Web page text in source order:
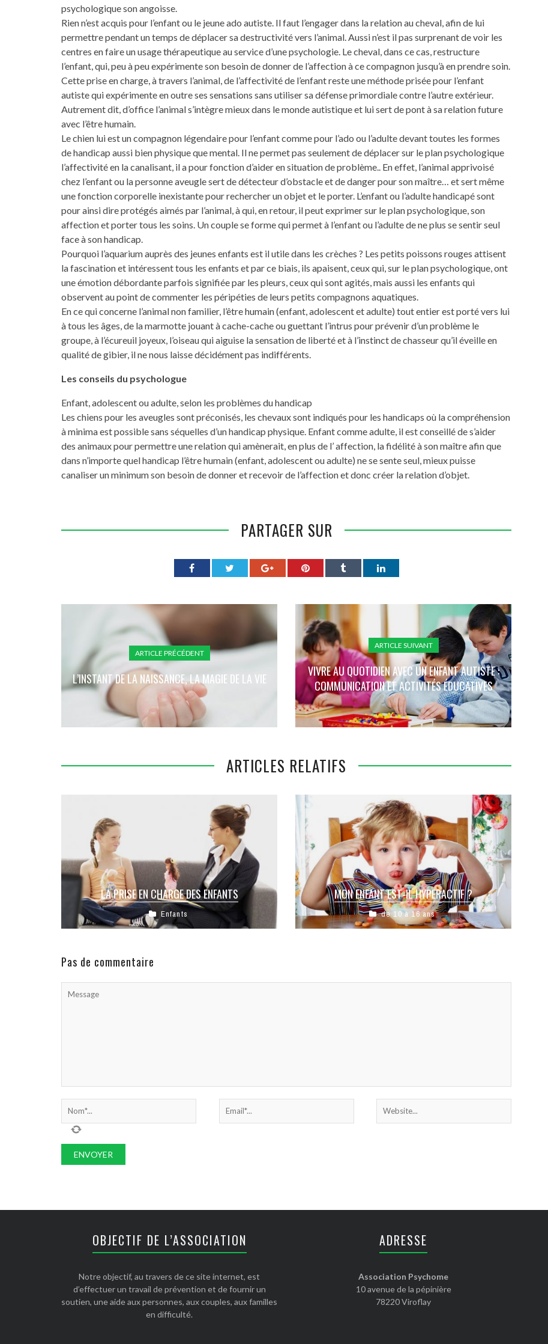
psychologique son angoisse.
Rien n’est acquis pour l’enfant ou le jeune ado autiste. Il faut l’engager dans la relation au cheval, afin de lui
permettre pendant un temps de déplacer sa destructivité vers l’animal. Aussi n’est il pas surprenant de voir les
centres en faire un usage thérapeutique au service d’une psychologie. Le cheval, dans ce cas, restructure
l’enfant, qui, peu à peu expérimente son besoin de donner de l’affection à ce compagnon jusqu’à en prendre soin.
Cette prise en charge, à travers l’animal, de l’affectivité de l’enfant reste une méthode prisée pour l’enfant
autiste qui expérimente en outre ses sensations sans utiliser sa défense primordiale contre l’autre extérieur.
Autrement dit, d’office l’animal s’intègre mieux dans le monde autistique et lui sert de pont à sa relation future
avec l’être humain.
Le chien lui est un compagnon légendaire pour l’enfant comme pour l’ado ou l’adulte devant toutes les formes
de handicap aussi bien physique que mental. Il ne permet pas seulement de déplacer sur le plan psychologique
l’affectivité en la canalisant, il a pour fonction d’aider en situation de problème.. En effet, l’animal apprivoisé
chez l’enfant ou la personne aveugle sert de détecteur d’obstacle et de danger pour son maître… et sert même
une fonction corporelle inexistante pour rechercher un objet et le porter. L’enfant ou l’adulte handicapé sont
pour ainsi dire protégés aimés par l’animal, à qui, en retour, il peut exprimer sur le plan psychologique, son
affection et porter tous les soins. Un couple se forme qui permet à l’enfant ou l’adulte de ne plus se sentir seul
face à son handicap.
Pourquoi l’aquarium auprès des jeunes enfants est il utile dans les crèches ? Les petits poissons rouges attisent
la fascination et intéressent tous les enfants et par ce biais, ils apaisent, ceux qui, sur le plan psychologique, ont
une émotion débordante parfois signifiée par les pleurs, ceux qui sont agités, mais aussi les enfants qui
observent au point de commenter les péripéties de leurs petits compagnons aquatiques.
En ce qui concerne l’animal non familier, l’être humain (enfant, adolescent et adulte) tout entier est porté vers lui
à tous les âges, de la marmotte jouant à cache-cache ou guettant l’intrus pour prévenir d’un problème le
groupe, à l’écureuil joyeux, l’oiseau qui aiguise la sensation de liberté et à l’instinct de chasseur qu’il éveille en
qualité de gibier, il ne nous laisse décidément pas indifférents.
Les conseils du psychologue
Enfant, adolescent ou adulte, selon les problèmes du handicap
Les chiens pour les aveugles sont préconisés, les chevaux sont indiqués pour les handicaps où la compréhension
à minima est possible sans séquelles d’un handicap physique. Enfant comme adulte, il est conseillé de s’aider
des animaux pour permettre une relation qui amènerait, en plus de l’ affection, la fidélité à son maître afin que
dans n’importe quel handicap l’être humain (enfant, adolescent ou adulte) ne se sente seul, mieux puisse
canaliser un minimum son besoin de donner et recevoir de l’affection et donc créer la relation d’objet.
PARTAGER SUR
ARTICLE PRÉCÉDENT
L’INSTANT DE LA NAISSANCE, LA MAGIE DE LA VIE
ARTICLE SUIVANT
VIVRE AU QUOTIDIEN AVEC UN ENFANT AUTISTE :
COMMUNICATION ET ACTIVITÉS ÉDUCATIVES
ARTICLES RELATIFS
LA PRISE EN CHARGE DES ENFANTS
La première rencontre se déroule entre le
Psychologue et les parents, dans le but
Enfants
MON ENFANT EST-IL HYPERACTIF ?
Turbulent ou hyperactif ? Normal ou
pathologique? Courir,sauter,grimper partout,
de 10 à 16 ans
Pas de commentaire
OBJECTIF DE L’ASSOCIATION
Notre objectif, au travers de ce site internet, est
d’effectuer un travail de prévention et de fournir un
soutien, une aide aux personnes, aux couples, aux familles
en difficulté.
ADRESSE
Association Psychome
10 avenue de la pépinière
78220 Viroflay